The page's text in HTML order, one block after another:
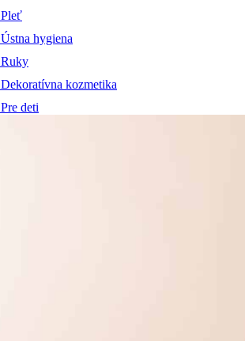
Pleť
Ústna hygiena
Ruky
Dekoratívna kozmetika
Pre deti